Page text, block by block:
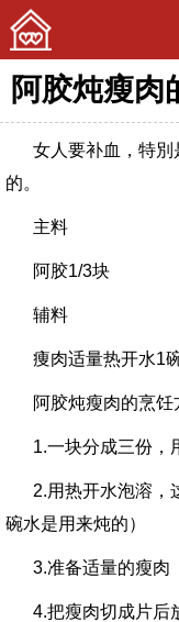
首页
美文
阿胶炖瘦肉
女人要补血，特
的。
主料
阿胶1/3块
辅料
痩肉适量热开水1
阿胶炖瘦肉的烹饪
1.一块分成三份，
2.用热开水泡溶，
碗水是用来炖的）
3.准备适量的瘦肉
4.把瘦肉切成片后